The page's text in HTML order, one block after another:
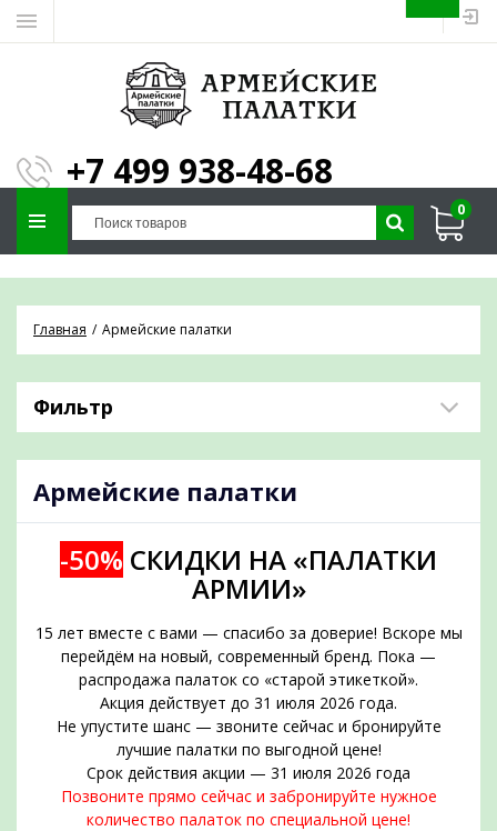
+7 499 938-48-68
0
Главная Армейские палатки
Фильтр
Армейские палатки
-50% СКИДКИ НА «ПАЛАТКИ
АРМИИ»
15 лет вместе с вами — спасибо за доверие! Вскоре мы
перейдём на новый, современный бренд. Пока —
распродажа палаток со «старой этикеткой».
Акция действует до 31 июля 2026 года.
Не упустите шанс — звоните сейчас и бронируйте
лучшие палатки по выгодной цене!
Срок действия акции — 31 июля 2026 года
Позвоните прямо сейчас и забронируйте нужное
количество палаток по специальной цене!
ЗАПОЛНИТЕ ФОРМУ И
МЫ ПОДБЕРЕМ
ПАЛАТКУ ПОД ВАШИ
ПАРАМЕТРЫ!
Отправим предложение на почту и
проконсультируем по любым вопросам
подобрать